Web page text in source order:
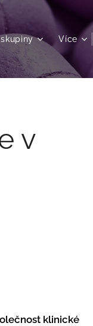
Více
v
klinické